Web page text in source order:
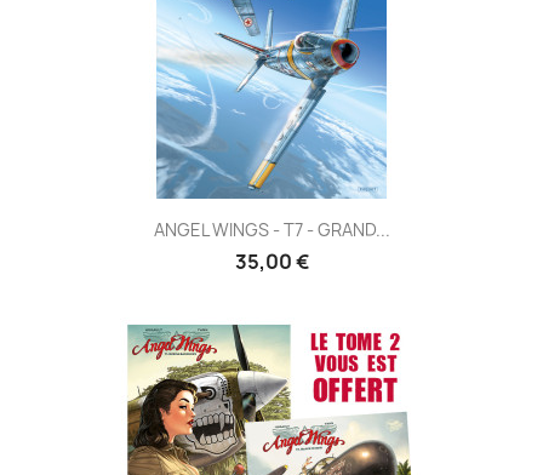
ANGEL WINGS - T7 - GRAND...
35,00 €